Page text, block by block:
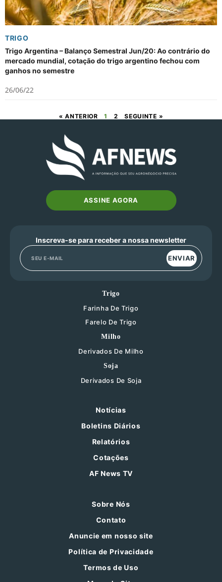
TRIGO
Trigo Argentina – Balanço Semestral Jun/20: Ao contrário do
mercado mundial, cotação do trigo argentino fechou com
ganhos no semestre
26/06/22
« ANTERIOR 1 2 SEGUINTE »
ASSINE AGORA
Inscreva-se para receber a nossa newsletter
ENVIAR
Trigo
Farinha De Trigo
Farelo De Trigo
Milho
Derivados De Milho
Soja
Derivados De Soja
Notícias
Boletins Diários
Relatórios
Cotações
AF News TV
Sobre Nós
Contato
Anuncie em nosso site
Política de Privacidade
Termos de Uso